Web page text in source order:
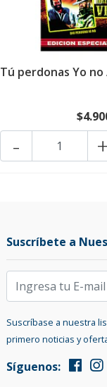
Tú perdonas Yo no
-
Suscríbete a
Suscríbase a nuestra
primero noticias y
Síguenos: